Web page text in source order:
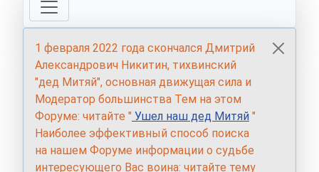
1 февраля 2022 года скончался Дмитрий
Александрович Никитин, тихвинский
"дед Митяй", основная движущая сила и
Модератор большинства Тем на этом
Форуме: читайте " Ушел наш дед Митяй "
Наиболее эффективный способ поиска
на нашем Форуме информации о судьбе
интересующего Вас воина: читайте тему